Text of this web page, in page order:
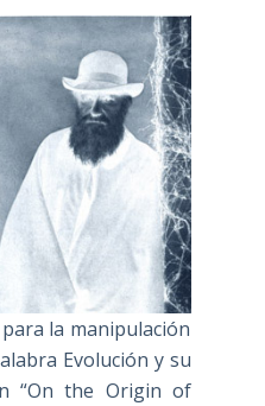
la manipulación
Evolución y su
“On the Origin of